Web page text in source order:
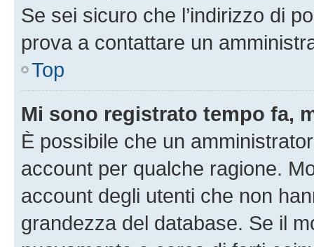
Se sei sicuro che l’indirizzo di
prova a contattare un
Top
Mi sono registrato tempo fa,
È possibile che un
account per qualche ragione.
account degli utenti che non
grandezza del database. Se il